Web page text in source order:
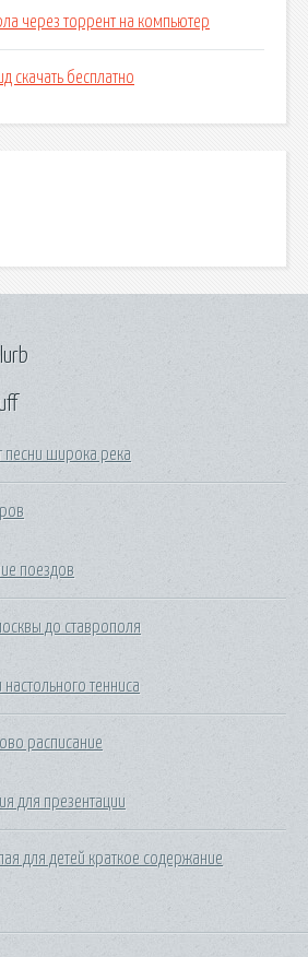
через торрент на компьютер
скачать бесплатно
песни широка река
поездов
до ставрополя
тенниса
расписание
для презентации
для детей краткое содержание